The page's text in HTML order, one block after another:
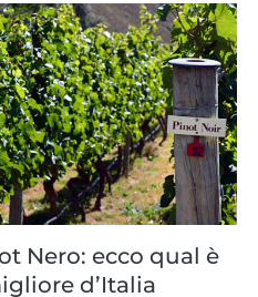
Nero: ecco qual è
d’Italia